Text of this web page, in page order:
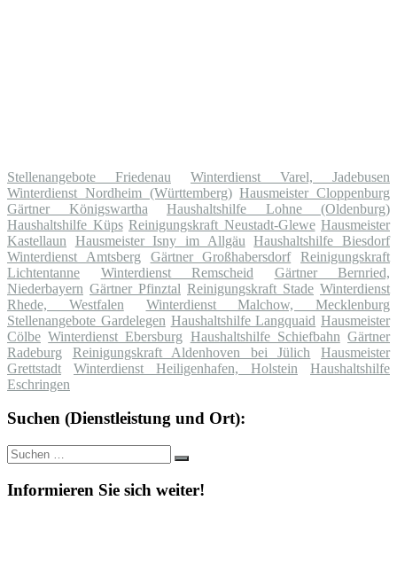
Stellenangebote Friedenau
Winterdienst Varel, Jadebusen
Winterdienst Nordheim (Württemberg) Hausmeister Cloppenburg
Gärtner Königswartha
Haushaltshilfe Lohne (Oldenburg)
Haushaltshilfe Küps Reinigungskraft Neustadt-Glewe Hausmeister
Kastellaun
Hausmeister Isny im Allgäu
Haushaltshilfe Biesdorf
Winterdienst Amtsberg
Gärtner Großhabersdorf
Reinigungskraft
Lichtentanne
Winterdienst Remscheid
Gärtner Bernried,
Niederbayern Gärtner Pfinztal Reinigungskraft Stade Winterdienst
Rhede, Westfalen
Winterdienst Malchow, Mecklenburg
Stellenangebote Gardelegen Haushaltshilfe Langquaid Hausmeister
Cölbe Winterdienst Ebersburg Haushaltshilfe Schiefbahn Gärtner
Radeburg
Reinigungskraft Aldenhoven bei Jülich
Hausmeister
Grettstadt
Winterdienst Heiligenhafen, Holstein
Haushaltshilfe
Eschringen
Suchen (Dienstleistung und Ort):
Suche
nach:
Suchen
Informieren Sie sich weiter!